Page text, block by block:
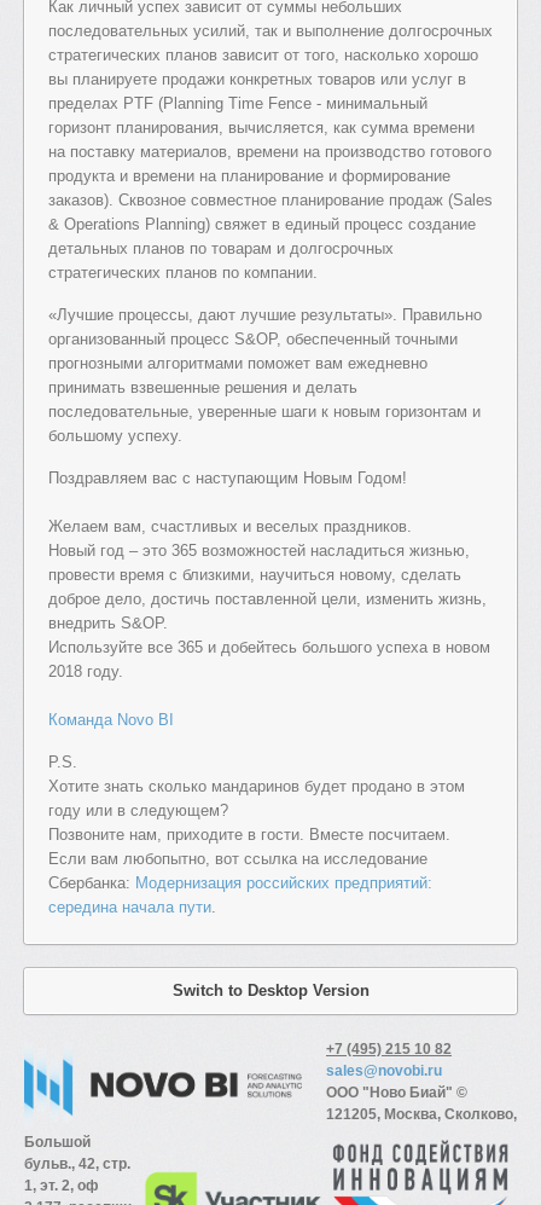
Как личный успех зависит от суммы небольших
последовательных усилий, так и выполнение долгосрочных
стратегических планов зависит от того, насколько хорошо
вы планируете продажи конкретных товаров или услуг в
пределах PTF (Planning Time Fence - минимальный
горизонт планирования, вычисляется, как сумма времени
на поставку материалов, времени на производство готового
продукта и времени на планирование и формирование
заказов). Сквозное совместное планирование продаж (Sales
& Operations Planning) свяжет в единый процесс создание
детальных планов по товарам и долгосрочных
стратегических планов по компании.
«Лучшие процессы, дают лучшие результаты». Правильно
организованный процесс S&OP, обеспеченный точными
прогнозными алгоритмами поможет вам ежедневно
принимать взвешенные решения и делать
последовательные, уверенные шаги к новым горизонтам и
большому успеху.
Поздравляем вас с наступающим Новым Годом!
Желаем вам, счастливых и веселых праздников.
Новый год – это 365 возможностей насладиться жизнью,
провести время с близкими, научиться новому, сделать
доброе дело, достичь поставленной цели, изменить жизнь,
внедрить S&OP.
Используйте все 365 и добейтесь большого успеха в новом
2018 году.
Команда Novo BI
P.S.
Хотите знать сколько мандаринов будет продано в этом
году или в следующем?
Позвоните нам, приходите в гости. Вместе посчитаем.
Если вам любопытно, вот ссылка на исследование
Сбербанка: Модернизация российских предприятий:
середина начала пути
Switch to Desktop Version
+7 (495) 215 10 82
sales@novobi.ru
ООО "Ново Биай" ©
121205, Москва, Сколково,
Большой
бульв., 42, стр.
1, эт. 2, оф